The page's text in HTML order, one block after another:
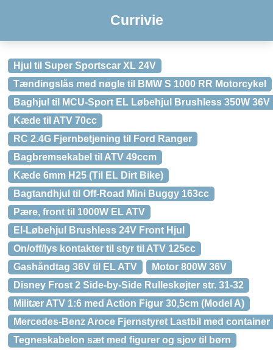
Currivie
Hjul til Super Sportscar XL 24V
Tændingslås med nøgle til BMW S 1000 RR Motorcykel
Baghjul til MCU-Sport EL Løbehjul Brushless 350W 36V
Kæde til ATV 70cc
RC 2.4G Fjernbetjening til Ford Ranger
Bagbremsekabel til ATV 49ccm
Kæde 6mm H25 (Til EL Dirt Bike)
Bagtandhjul til Off-Road Mini Buggy 163cc
Pære, front til 1000W EL ATV
El-Løbehjul Brushless 24V Front Hjul
On/off/lys kontakter til styr til ATV 125cc
Gashåndtag 36V til EL ATV
Motor 800W 36V
Disney Frost 2 Side-by-Side Rulleskøjter str. 31-32
Militær ATV 1:6 med Action Figur 30,5cm (Model A)
Mercedes-Benz Aroce Fjernstyret Lastbil med container
Tegneskabelon sæt med figurer og sjov til børn